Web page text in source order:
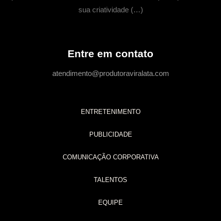
sua criatividade (…)
ENTRETENIMENTO
PUBLICIDADE
COMUNICAÇÃO CORPORATIVA
TALENTOS
EQUIPE
Entre em contato
atendimento@produtoraviralata.com